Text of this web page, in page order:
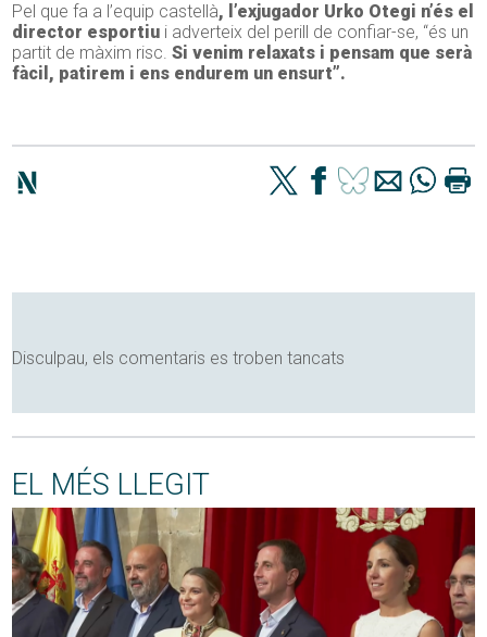
Pel que fa a l’equip castellà, l’exjugador Urko Otegi n’és el
director esportiu i adverteix del perill de confiar-se, “és un
partit de màxim risc. Si venim relaxats i pensam que serà
fàcil, patirem i ens endurem un ensurt”.
Disculpau, els comentaris es troben tancats
EL MÉS LLEGIT